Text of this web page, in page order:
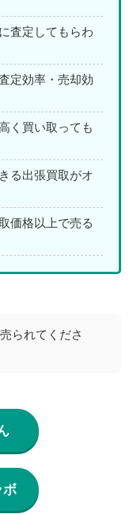
査定してもらわ
定効率・売却効
く買い取っても
る出張買取がオ
価格以上で売る
られてくださ
ボ